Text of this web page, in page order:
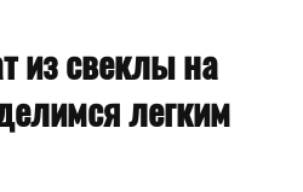
из свеклы на
легким